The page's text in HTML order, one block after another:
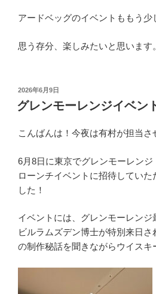
アードベッグのイベントももう少
思う存分、楽しみたいと思います。
投
稿
日:
2026年6月9日
グレンモーレンジイベン
こんばんは！今夜は有村が担当さ
6月8日に東京でグレンモーレン
ローンチイベントに招待していた
した！
イベントには、グレンモーレン
ビルラムズデン博士が特別来日
の制作秘話を聞きながらウイスキ